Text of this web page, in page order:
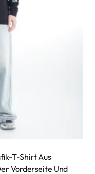
T-Shirt Aus
Vorderseite Und